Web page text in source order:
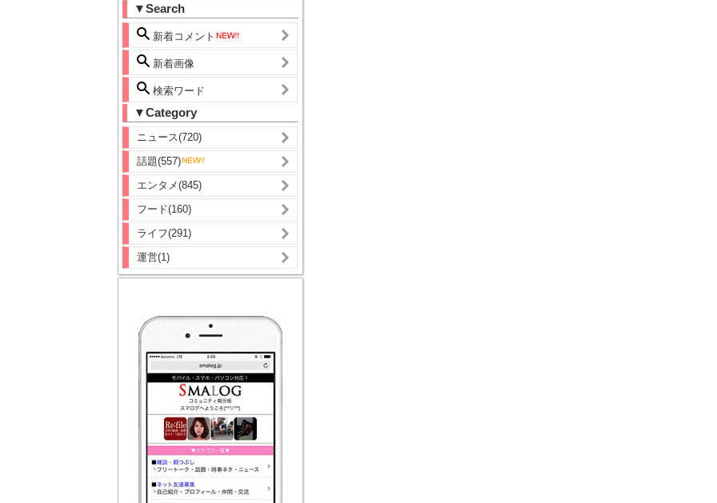
▼Search
新着コメント
新着画像
検索ワード
▼Category
ニュース(720)
話題(557)
エンタメ(845)
フード(160)
ライフ(291)
運営(1)